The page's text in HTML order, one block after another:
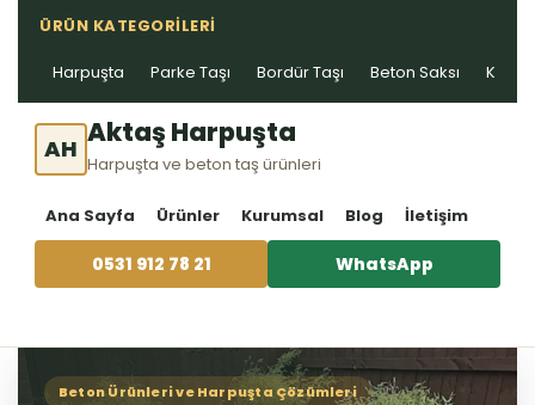
ÜRÜN KATEGORILERI
Harpuşta Parke Taşı Bordür Taşı Beton Saksı Kablo
AH Aktaş Harpuşta
Harpuşta ve beton taş ürünleri
Ana Sayfa Ürünler Kurumsal Blog İletişim
0531 912 78 21 WhatsApp